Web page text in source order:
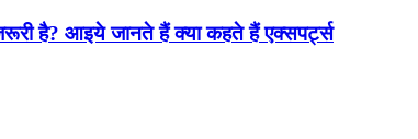
है? आइये जानते हैं क्या कहते हैं एक्सपर्ट्स